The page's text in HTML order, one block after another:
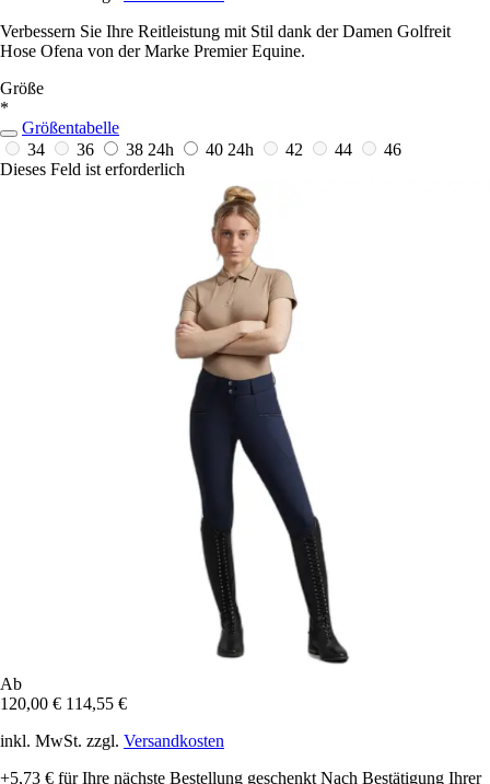
Verbessern Sie Ihre Reitleistung mit Stil dank der Damen Golfreit
Hose Ofena von der Marke Premier Equine.
Größe
*
Größentabelle
34
36 38 24h 40 24h 42 44
46
Dieses Feld ist erforderlich
Ab
120,00 € 114,55 €
inkl. MwSt. zzgl. Versandkosten
+5,73 € für Ihre nächste Bestellung geschenkt Nach Bestätigung Ihrer